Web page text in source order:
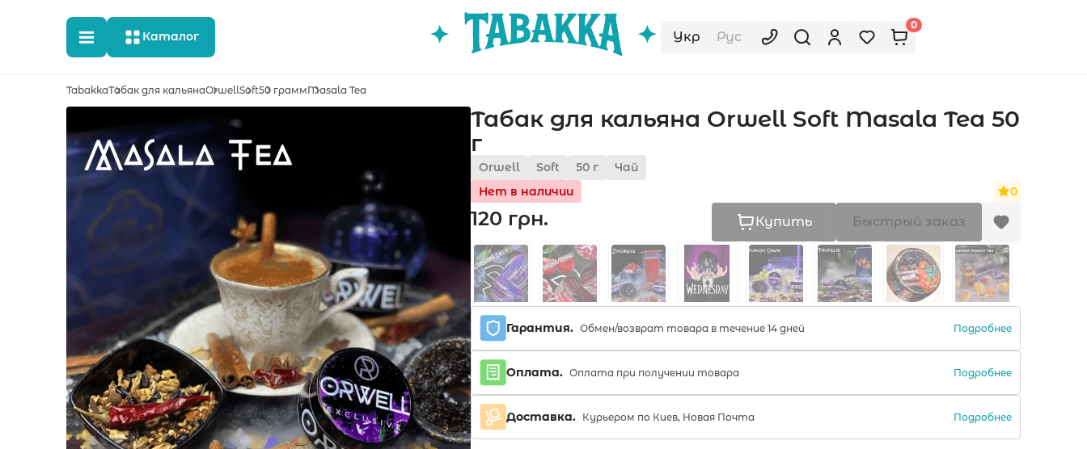
Каталог Укр Рус
0
Акции
TabakkaТабак для кальянаOrwellSoft50 граммMasala Tea
Табак для кальяна Orwell Soft Masala Tea 50
г
Orwell Soft 50 г
Чай
Нет в наличии
0
120 грн. Купить Быстрый заказ
Гарантия. Обмен/возврат товара в течение 14 дней Подробнее
Оплата. Оплата при получении товара Подробнее
Доставка. Курьером по Киев, Новая Почта Подробнее